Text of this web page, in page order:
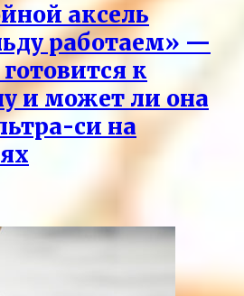
аксель
работаем» —
к
и может ли она
си на